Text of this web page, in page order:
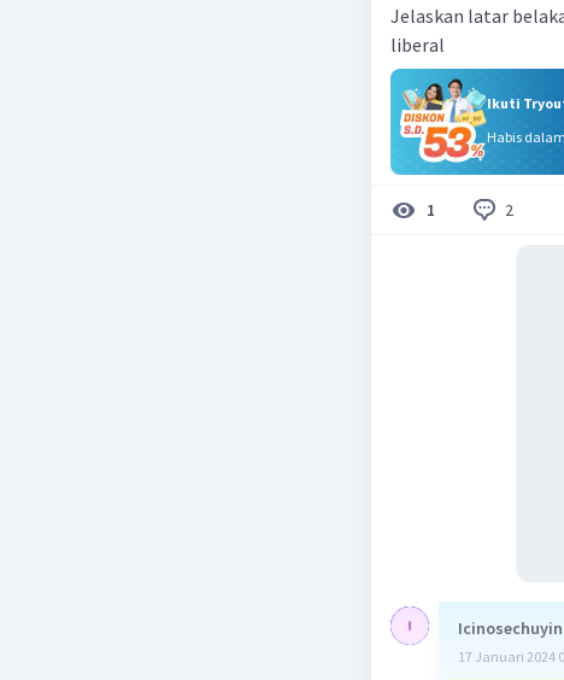
Jelaskan latar
liberal
Ikuti
Habis dalam
1 2
17 Januari 2024